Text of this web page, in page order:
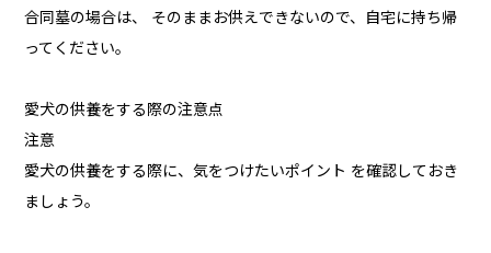
合同墓の場合は、 そのままお供えできないので、自宅に持ち帰
ってください。
愛犬の供養をする際の注意点
注意
愛犬の供養をする際に、気をつけたいポイント を確認しておき
ましょう。